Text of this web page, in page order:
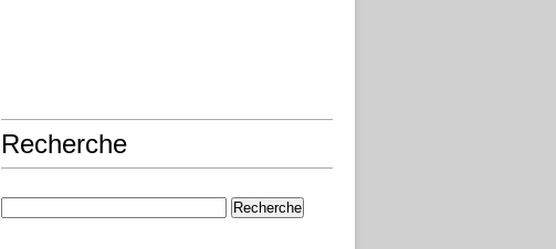
Recherche